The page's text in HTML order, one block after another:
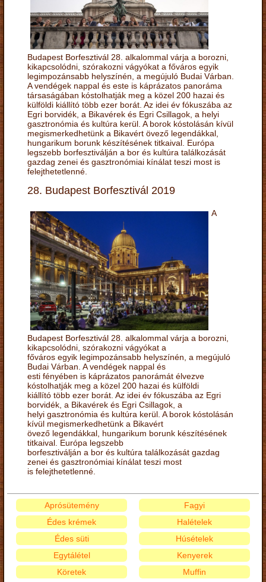
Budapest Borfesztivál 28. alkalommal várja a borozni,
kikapcsolódni, szórakozni vágyókat a főváros egyik
legimpozánsabb helyszínén, a megújuló Budai Várban.
A vendégek nappal és este is káprázatos panoráma
társaságában kóstolhatják meg a közel 200 hazai és
külföldi kiállító több ezer borát. Az idei év fókuszába az
Egri borvidék, a Bikavérek és Egri Csillagok, a helyi
gasztronómia és kultúra kerül. A borok kóstolásán kívül
megismerkedhetünk a Bikavért övező legendákkal,
hungarikum borunk készítésének titkaival. Európa
legszebb borfesztiválján a bor és kultúra találkozását
gazdag zenei és gasztronómiai kínálat teszi most is
felejthetetlenné.
28. Budapest Borfesztivál 2019
A
Budapest Borfesztivál 28. alkalommal várja a borozni,
kikapcsolódni, szórakozni vágyókat a
főváros egyik legimpozánsabb helyszínén, a megújuló
Budai Várban. A vendégek nappal és
esti fényében is káprázatos panorámát élvezve
kóstolhatják meg a közel 200 hazai és külföldi
kiállító több ezer borát. Az idei év fókuszába az Egri
borvidék, a Bikavérek és Egri Csillagok, a
helyi gasztronómia és kultúra kerül. A borok kóstolásán
kívül megismerkedhetünk a Bikavért
övező legendákkal, hungarikum borunk készítésének
titkaival. Európa legszebb
borfesztiválján a bor és kultúra találkozását gazdag
zenei és gasztronómiai kínálat teszi most
is felejthetetlenné.
Aprósütemény
Édes krémek
Édes süti
Egytálétel
Fagyi
Halételek
Húsételek
Kenyerek
Köretek
Muffin